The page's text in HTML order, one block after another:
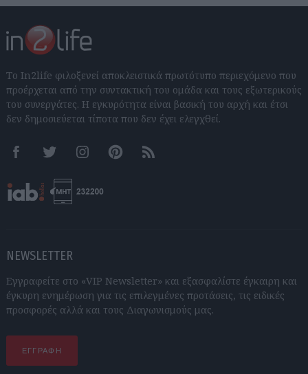
Το In2life φιλοξενεί αποκλειστικά πρωτότυπο περιεχόμενο που
προέρχεται από την συντακτική του ομάδα και τους εξωτερικούς
του συνεργάτες. Η εγκυρότητα είναι βασική του αρχή και έτσι
δεν δημοσιεύεται τίποτα που δεν έχει ελεγχθεί.
FacebookTwitter InstagramPinterestRSS feeds
NEWSLETTER
Εγγραφείτε στο «VIP Newsletter» και εξασφαλίστε έγκαιρη και
έγκυρη ενημέρωση για τις επιλεγμένες προτάσεις, τις ειδικές
προσφορές αλλά και τους Διαγωνισμούς μας.
ΕΓΓΡΑΦΗ